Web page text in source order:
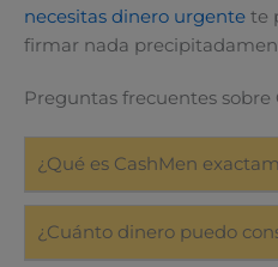
necesitas dinero urgente te
firmar nada
Preguntas frecuentes sobre
¿Qué es CashMen
¿Cuánto dinero puedo